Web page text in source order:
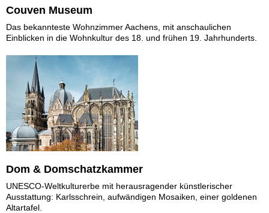
Couven Museum
Das bekannteste Wohnzimmer Aachens, mit anschaulichen
Einblicken in die Wohnkultur des 18. und frühen 19. Jahrhunderts.
Dom & Domschatzkammer
UNESCO-Weltkulturerbe mit herausragender künstlerischer
Ausstattung: Karlsschrein, aufwändigen Mosaiken, einer goldenen
Altartafel.